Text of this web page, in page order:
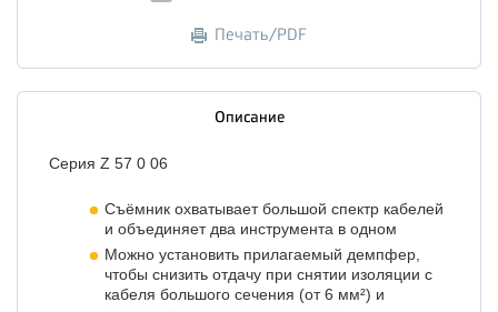
Печать/PDF
Описание
Серия Z 57 0 06
Съёмник охватывает большой спектр кабелей
и объединяет два инструмента в одном
Можно установить прилагаемый демпфер,
чтобы снизить отдачу при снятии изоляции с
кабеля большого сечения (от 6 мм²) и